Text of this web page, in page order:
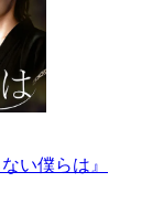
い僕らは』